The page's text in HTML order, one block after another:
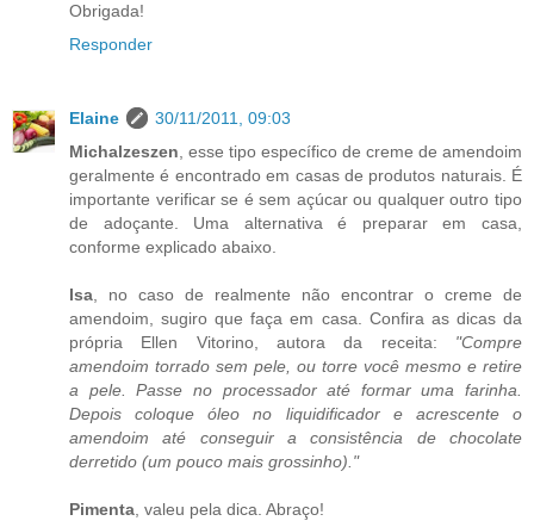
Obrigada!
Responder
Elaine
30/11/2011, 09:03
Michalzeszen , esse tipo específico de creme de amendoim
geralmente é encontrado em casas de produtos naturais. É
importante verificar se é sem açúcar ou qualquer outro tipo
de adoçante. Uma alternativa é preparar em casa,
conforme explicado abaixo.
Isa , no caso de realmente não encontrar o creme de
amendoim, sugiro que faça em casa. Confira as dicas da
própria Ellen Vitorino, autora da receita: "Compre
amendoim torrado sem pele, ou torre você mesmo e retire
a pele. Passe no processador até formar uma farinha.
Depois coloque óleo no liquidificador e acrescente o
amendoim até conseguir a consistência de chocolate
derretido (um pouco mais grossinho)."
Pimenta , valeu pela dica. Abraço!